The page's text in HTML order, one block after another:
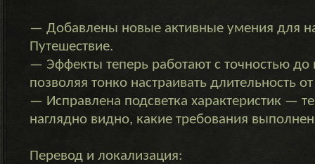
— Добавлены новые активные умения для
Путешествие.
— Эффекты теперь работают с точностью
позволяя тонко настраивать длительность
— Исправлена подсветка характеристик —
наглядно видно, какие требования
Перевод и локализация: